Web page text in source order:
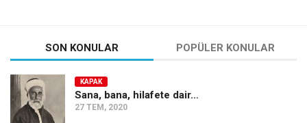
Kategoriler
Kitap
Karisi kitap sualleri
SON KONULAR POPÜLER KONULAR
KAPAK
Sana, bana, hilafete dair…
27 TEM, 2020